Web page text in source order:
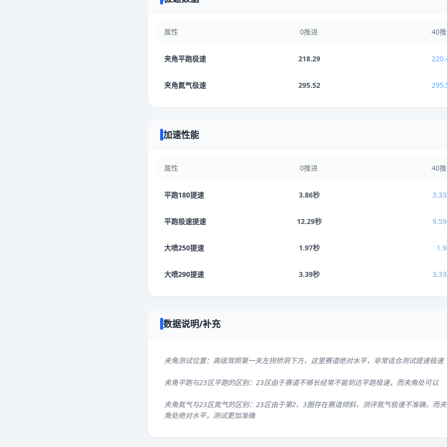
属性 0推进 40
夹角平跑极速 218.29
夹角氮气极速 295.52
加速性能
属性 0推进 40
平跑180提速 3.86秒
平跑极速提速 12.29秒
大喷250提速 1.97秒
大喷290提速 3.39秒
数据说明/补充
夹角测试位置：高级驾照第一关左拐桥洞下方，这里赛道绝对水平，非常适合测试提速极速
夹角平跑与23区平跑的区别：23区由于赛道不够长经常不能到达平跑极速，而夹角处可以
夹角氮气与23区氮气的区别：23区由于第2、3圈存在赛道倾斜，测评氮气极速不准确，而夹
角处绝对水平，测试更加准确